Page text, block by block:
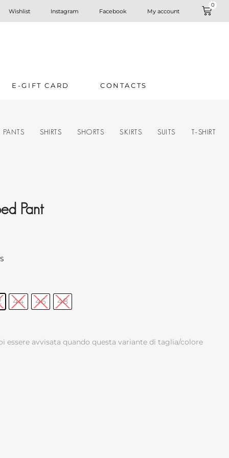
Wishlist Instagram Facebook My account
0
E-GIFT CARD CONTACTS
PANTS SHIRTS SHORTS SKIRTS SUITS
T-SHIRT
Pant
44 46 48
essere avvisata quando questa variante di taglia/colore